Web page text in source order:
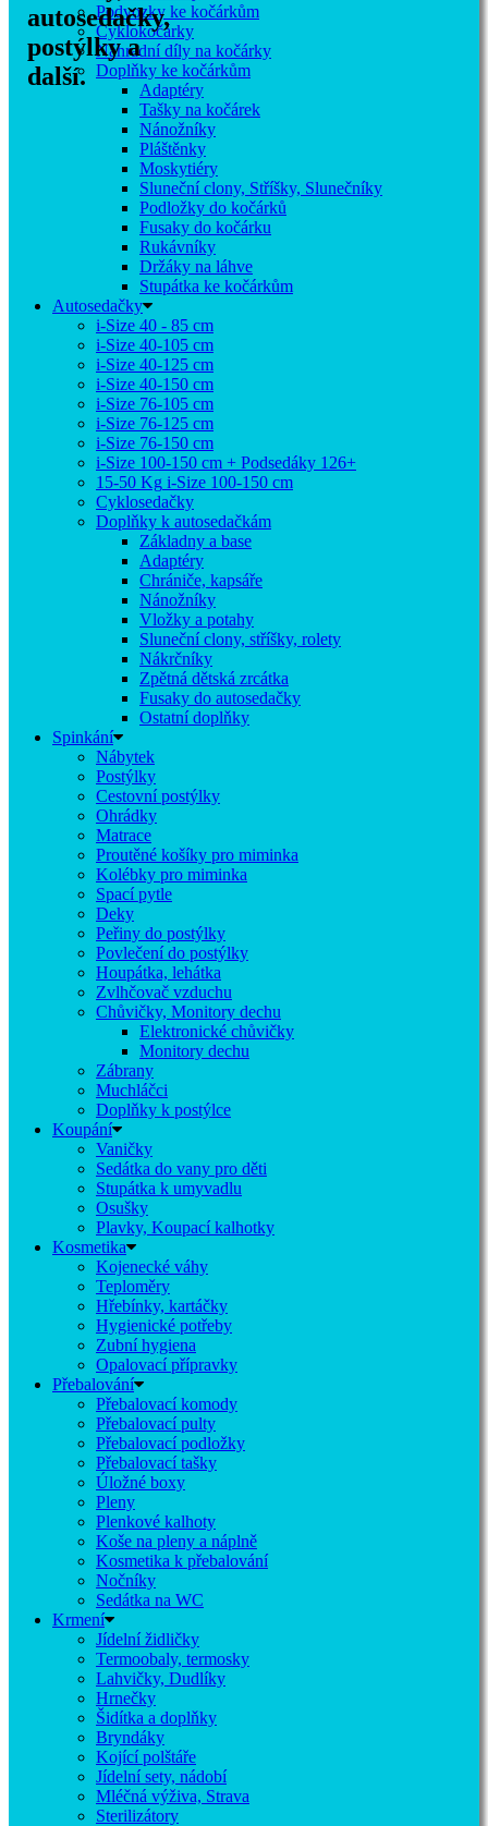
autosedačky,
postýlky a
další.
Podvozky ke kočárkům
Cyklokočárky
Náhradní díly na kočárky
Doplňky ke kočárkům
Adaptéry
Tašky na kočárek
Nánožníky
Pláštěnky
Moskytiéry
Sluneční clony, Stříšky, Slunečníky
Podložky do kočárků
Fusaky do kočárku
Rukávníky
Držáky na láhve
Stupátka ke kočárkům
Autosedačky
i-Size 40 - 85 cm
i-Size 40-105 cm
i-Size 40-125 cm
i-Size 40-150 cm
i-Size 76-105 cm
i-Size 76-125 cm
i-Size 76-150 cm
i-Size 100-150 cm + Podsedáky 126+
15-50 Kg i-Size 100-150 cm
Cyklosedačky
Doplňky k autosedačkám
Základny a base
Adaptéry
Chrániče, kapsáře
Nánožníky
Vložky a potahy
Sluneční clony, stříšky, rolety
Nákrčníky
Zpětná dětská zrcátka
Fusaky do autosedačky
Ostatní doplňky
Spinkání
Nábytek
Postýlky
Cestovní postýlky
Ohrádky
Matrace
Proutěné košíky pro miminka
Kolébky pro miminka
Spací pytle
Deky
Peřiny do postýlky
Povlečení do postýlky
Houpátka, lehátka
Zvlhčovač vzduchu
Chůvičky, Monitory dechu
Elektronické chůvičky
Monitory dechu
Zábrany
Muchláčci
Doplňky k postýlce
Koupání
Vaničky
Sedátka do vany pro děti
Stupátka k umyvadlu
Osušky
Plavky, Koupací kalhotky
Kosmetika
Kojenecké váhy
Teploměry
Hřebínky, kartáčky
Hygienické potřeby
Zubní hygiena
Opalovací přípravky
Přebalování
Přebalovací komody
Přebalovací pulty
Přebalovací podložky
Přebalovací tašky
Úložné boxy
Pleny
Plenkové kalhoty
Koše na pleny a náplně
Kosmetika k přebalování
Nočníky
Sedátka na WC
Krmení
Jídelní židličky
Termoobaly, termosky
Lahvičky, Dudlíky
Hrnečky
Šidítka a doplňky
Bryndáky
Kojící polštáře
Jídelní sety, nádobí
Mléčná výživa, Strava
Sterilizátory